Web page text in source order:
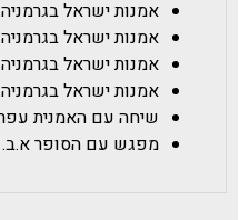
אמנות ישראל
אמנות ישראל
אמנות ישראל
אמנות ישראל
שיחה עם האמנית
מפגש עם הסופר א.ב.